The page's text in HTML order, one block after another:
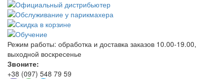
Режим работы: обработка и доставка заказов 10.00-19.00,
выходной воскресенье
Звоните:
+38 (097) 548 79 59